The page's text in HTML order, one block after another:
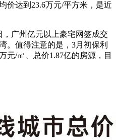
价达到23.6万元/平方米，是近
，广州亿元以上豪宅网签成交
。值得注意的是，3月初保利
元/㎡、总价1.87亿的房源，目